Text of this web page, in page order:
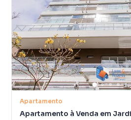
Apartamento
Apartamento à Venda em